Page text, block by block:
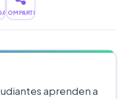
COMPARTIR
aprenden a